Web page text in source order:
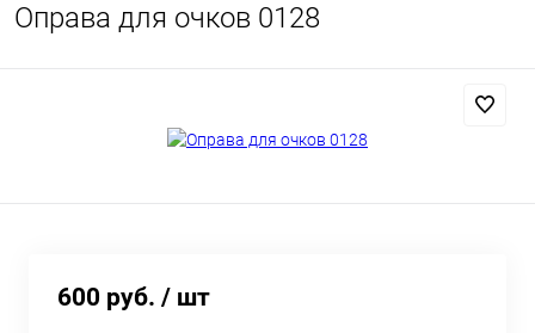
Оправа для очков 0128
600 руб. / шт